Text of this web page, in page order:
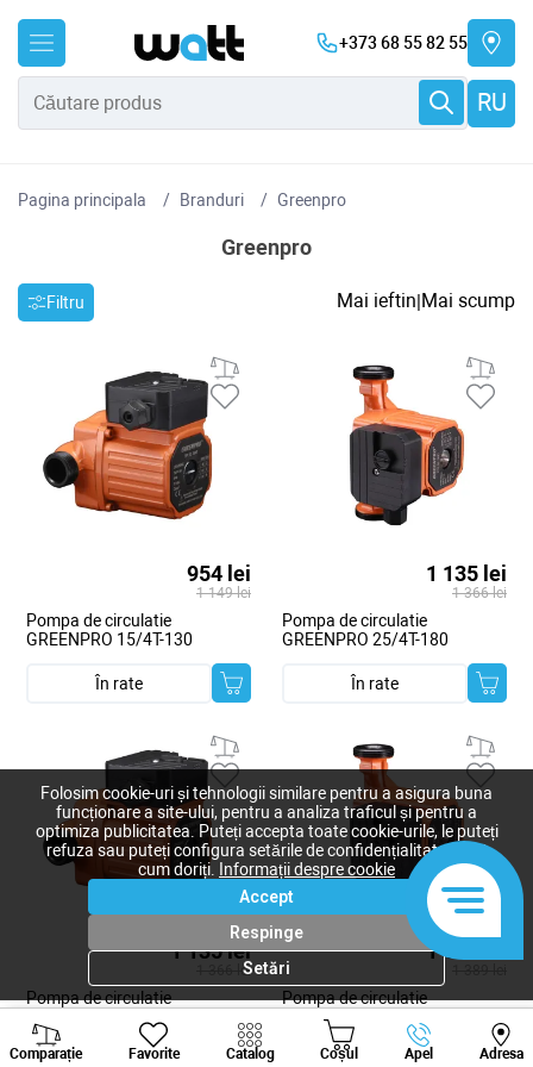
+373 68 55 82 55
RU
Pagina principala Branduri Greenpro
Greenpro
Filtru Mai ieftin|Mai scump
954 lei
1 149 lei
Pompa de circulatie
GREENPRO 15/4T-130
În rate
1 135 lei
1 366 lei
Pompa de circulatie
GREENPRO 25/4T-180
În rate
1 135 lei
1 366 lei
Pompa de circulatie
GREENPRO 15/6T-130
În rate
1 153 lei
Pompa de circulatie
GREENPRO 25/6T-180
În rate
Comparație Favorite Catalog Coșul Apel Adresa
Viber Whatsapp
Folosim cookie-uri și tehnologii similare pentru a asigura buna
funcționare a site-ului, pentru a analiza traficul și pentru a
optimiza publicitatea. Puteți accepta toate cookie-urile, le puteți
refuza sau puteți configura setările de confidențialitate după
cum doriți.
Informații despre cookie
Accept
Respinge
Setări